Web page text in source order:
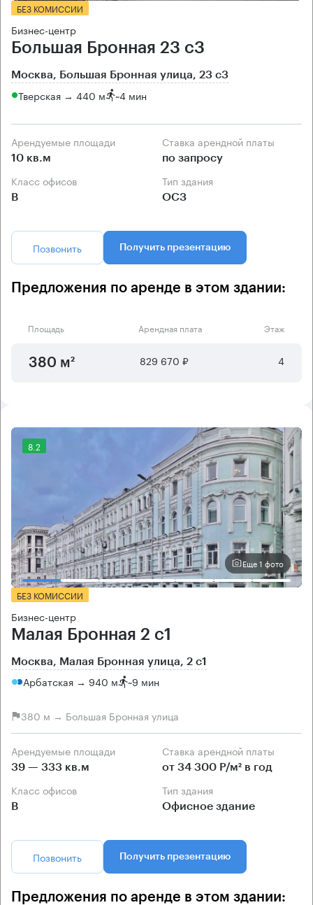
БЕЗ КОМИССИИ
Бизнес-центр
Большая Бронная 23 с3
Москва, Большая Бронная улица, 23 с3
Тверская → 440 м ~4 мин
Арендуемые площади
10 кв.м
Ставка арендной платы
по запросу
Класс офисов
B
Тип здания
ОСЗ
Позвонить Получить презентацию
Предложения по аренде в этом здании:
Площадь Арендная плата Этаж
380 м² 829 670 ₽ 4
8.2
Еще 1 фото
БЕЗ КОМИССИИ
Бизнес-центр
Малая Бронная 2 с1
Москва, Малая Бронная улица, 2 с1
Арбатская → 940 м ~9 мин
380 м → Большая Бронная улица
Арендуемые площади
39 — 333 кв.м
Ставка арендной платы
от 34 300 Р/м² в год
Класс офисов
B
Тип здания
Офисное здание
Позвонить Получить презентацию
Предложения по аренде в этом здании: